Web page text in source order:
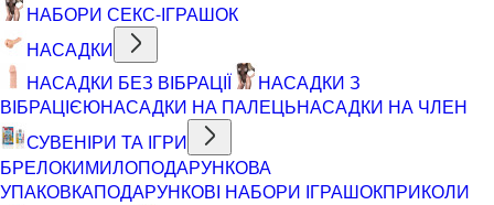
НАБОРИ СЕКС-ІГРАШОК
НАСАДКИ
НАСАДКИ БЕЗ ВІБРАЦІЇ
НАСАДКИ З
ВІБРАЦІЄЮНАСАДКИ НА ПАЛЕЦЬНАСАДКИ НА ЧЛЕН
СУВЕНІРИ ТА ІГРИ
БРЕЛОКИМИЛОПОДАРУНКОВА
УПАКОВКАПОДАРУНКОВІ НАБОРИ ІГРАШОКПРИКОЛИ